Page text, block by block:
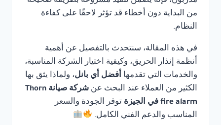
من البداية دون أخطاء قد تؤثر لاحقًا على كفاءة
النظام.
في هذه المقالة، سنتحدث بالتفصيل عن أهمية
أنظمة إنذار الحريق، وكيفية اختيار الشركة المناسبة،
والخدمات التي تقدمها أفضل أي بانل، ولماذا يثق بها
الكثير من العملاء عند البحث عن
شركة صيانة Thorn
fire alarm في الجيزة
توفر الجودة والسعر
المناسب والدعم الفني الكامل.